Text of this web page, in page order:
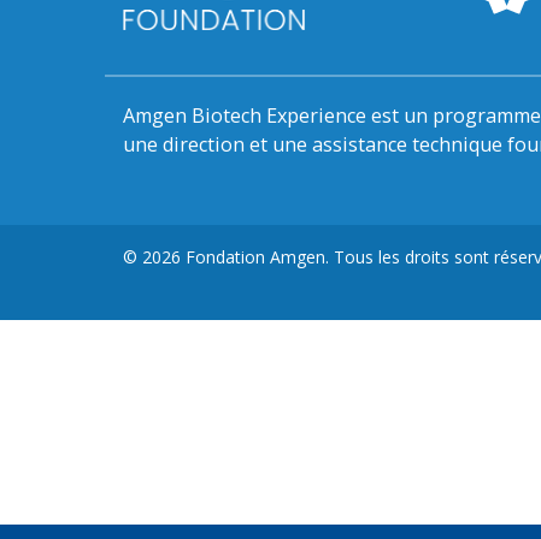
Amgen Biotech Experience est un
une direction et une assistance technique
© 2026 Fondation Amgen. Tous les droits sont